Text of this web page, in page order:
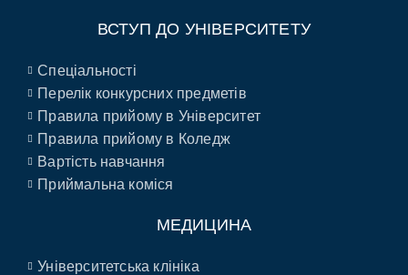
ВСТУП ДО УНІВЕРСИТЕТУ
Спеціальності
Перелік конкурсних предметів
Правила прийому в Університет
Правила прийому в Коледж
Вартість навчання
Приймальна коміся
МЕДИЦИНА
Університетська клініка